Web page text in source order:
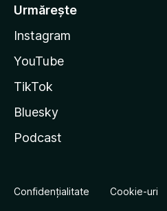
Urmărește
Instagram
YouTube
TikTok
Bluesky
Podcast
Confidențialitate Cookie-uri